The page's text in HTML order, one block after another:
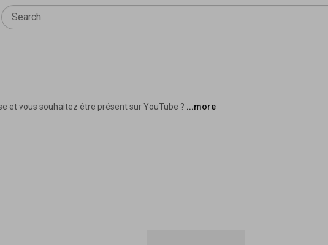
et vous souhaitez être présent sur YouTube ? ...more